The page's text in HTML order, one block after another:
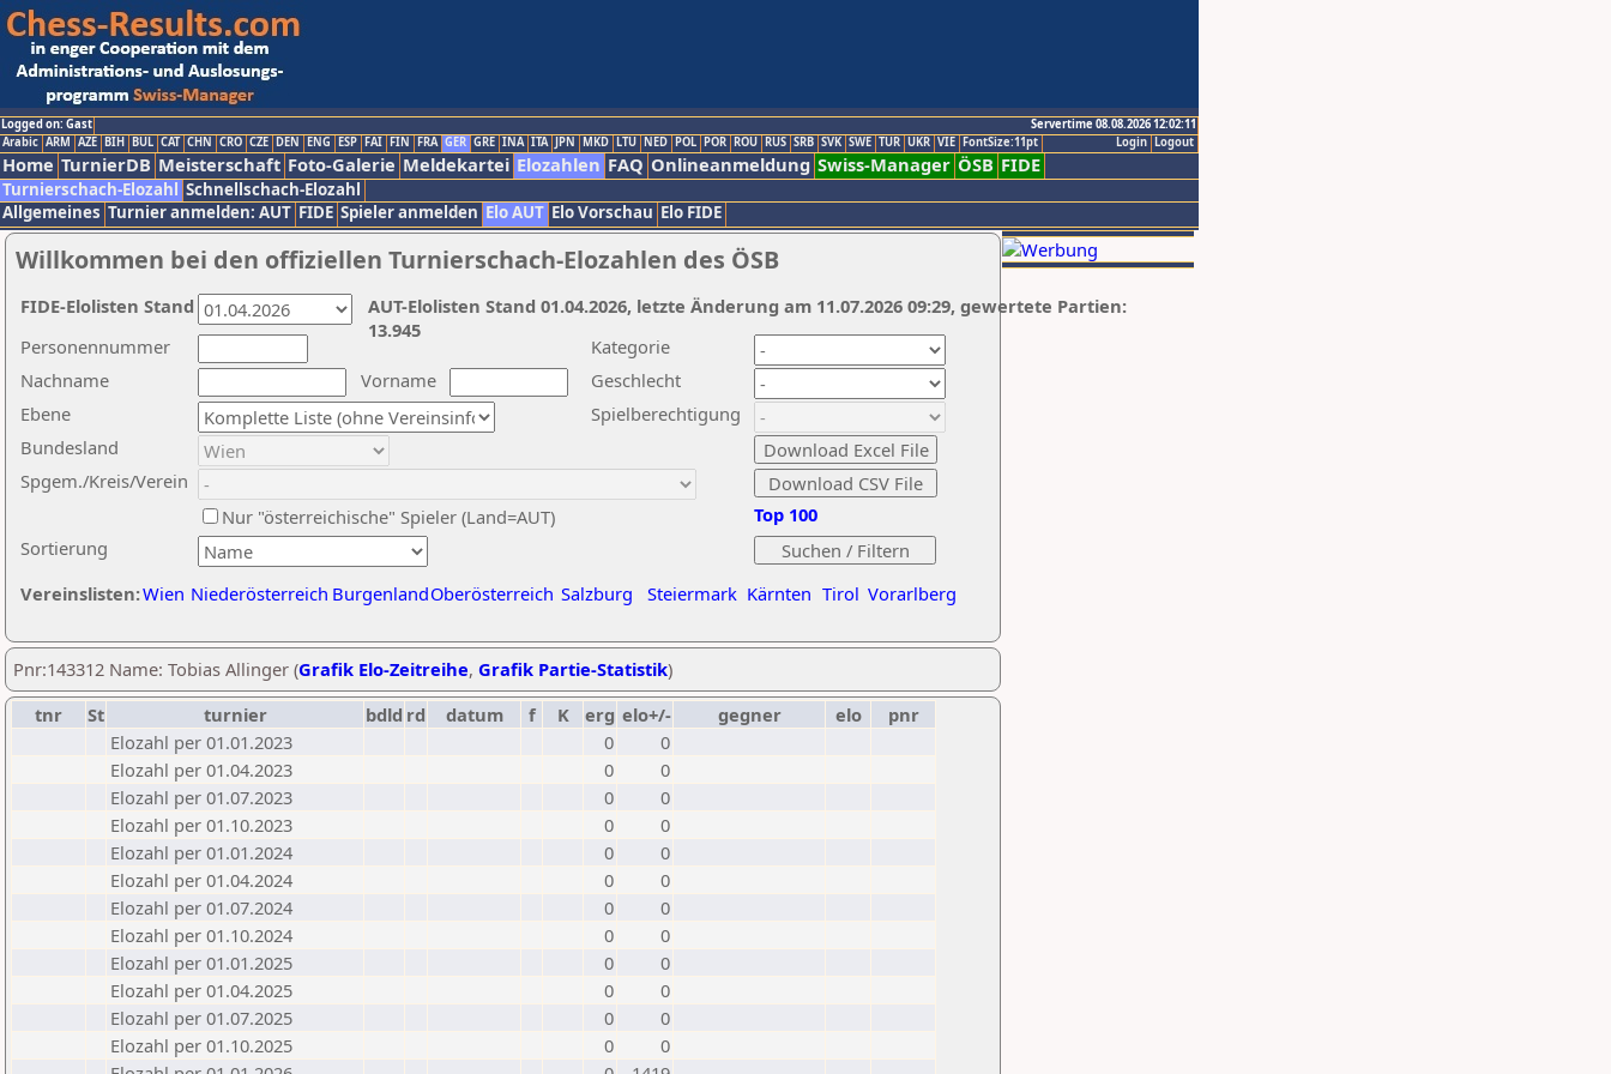
Logged on: Gast
Servertime 08.08.2026 12:02:11
Logout
Login
Arabic ARM AZE BIH BUL CAT CHN CRO CZE DEN ENG ESP FAI FIN FRA GER GRE INA ITA JPN MKD LTU NED POL POR ROU RUS SRB SVK SWE TUR UKR VIE FontSize:11pt
Home TurnierDB Meisterschaft Foto-Galerie Meldekartei Elozahlen FAQ Onlineanmeldung Swiss-Manager ÖSB FIDE
Turnierschach-Elozahl Schnellschach-Elozahl
Allgemeines Turnier anmelden: AUT FIDE Spieler anmelden Elo AUT Elo Vorschau Elo FIDE
Willkommen bei den offiziellen Turnierschach-Elozahlen des ÖSB
Nachname
Vorname
Ebene
Kategorie
Sortierung
Personennummer
Bundesland
Spgem./Kreis/Verein
Geschlecht
Nur "österreichische" Spieler (Land=AUT)
Spielberechtigung
Vereinslisten:Wien Niederösterreich BurgenlandOberösterreich Salzburg Steiermark Kärnten Tirol Vorarlberg
Top 100
AUT-Elolisten Stand 01.04.2026, letzte Änderung am 11.07.2026 09:29, gewertete Partien:
13.945
FIDE-Elolisten Stand
Pnr:143312 Name: Tobias Allinger (Grafik Elo-Zeitreihe, Grafik Partie-Statistik)
tnr
St turnier bdld rd datum f K erg elo+/- gegner elo
pnr
Elozahl per 01.01.2023
0
0
Elozahl per 01.04.2023
0
0
Elozahl per 01.07.2023
0
0
Elozahl per 01.10.2023
0
0
Elozahl per 01.01.2024
0
0
Elozahl per 01.04.2024
0
0
Elozahl per 01.07.2024
0
0
Elozahl per 01.10.2024
0
0
Elozahl per 01.01.2025
0
0
Elozahl per 01.04.2025
0
0
Elozahl per 01.07.2025
0
0
Elozahl per 01.10.2025
0
0